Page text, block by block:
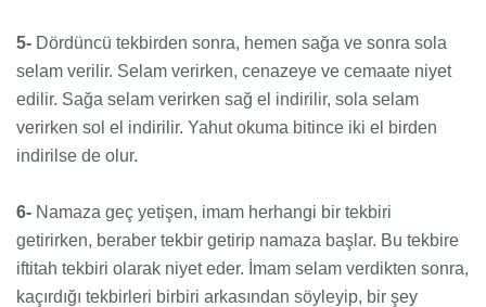
5- Dördüncü tekbirden sonra, hemen sağa ve sonra sola
selam verilir. Selam verirken, cenazeye ve cemaate niyet
edilir. Sağa selam verirken sağ el indirilir, sola selam
verirken sol el indirilir. Yahut okuma bitince iki el birden
indirilse de olur.
6- Namaza geç yetişen, imam herhangi bir tekbiri
getirirken, beraber tekbir getirip namaza başlar. Bu tekbire
iftitah tekbiri olarak niyet eder. İmam selam verdikten sonra,
kaçırdığı tekbirleri birbiri arkasından söyleyip, bir şey